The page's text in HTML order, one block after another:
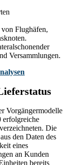
Flughäfen,
Versammlungen.
Vorgängermodelle
erfolgreiche
Die
den Daten des
eines
an Kunden
bereits